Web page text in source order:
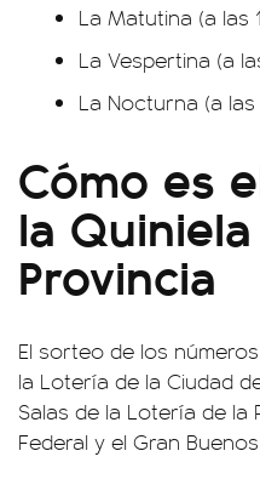
La Matutina (a las
La Vespertina (a
La Nocturna (a las
Cómo es
la
Provincia
El sorteo de los
la Lotería de la Ciudad
Salas de la Lotería de la
Federal y el Gran